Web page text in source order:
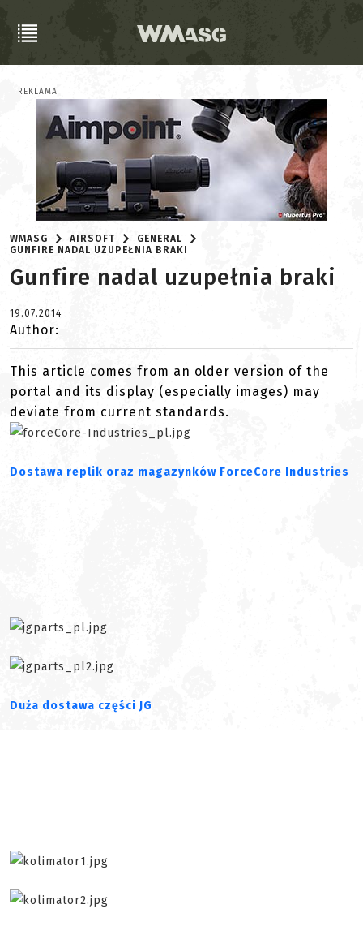
REKLAMA
WMASG AIRSOFT
GENERAL
GUNFIRE NADAL UZUPEŁNIA BRAKI
Gunfire nadal uzupełnia braki
19.07.2014
Author:
This article comes from an older version of the
portal and its display (especially images) may
deviate from current standards.
Dostawa replik oraz magazynków ForceCore Industries
Duża dostawa części JG